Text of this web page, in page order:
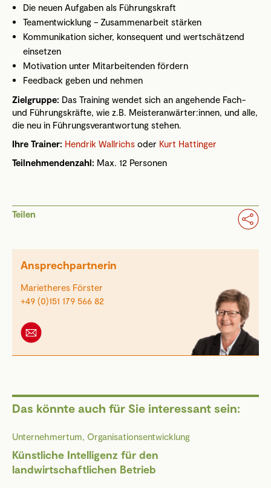
Die neuen Aufgaben als Führungskraft
Teamentwicklung – Zusammenarbeit stärken
Kommunikation sicher, konsequent und wertschätzend
einsetzen
Motivation unter Mitarbeitenden fördern
Feedback geben und nehmen
Zielgruppe: Das Training wendet sich an angehende Fach-
und Führungskräfte, wie z.B. Meisteranwärter:innen, und alle,
die neu in Führungsverantwortung stehen.
Ihre Trainer: Hendrik Wallrichs oder Kurt Hattinger
Teilnehmendenzahl: Max. 12 Personen
Teilen
Ansprechpartnerin
Marietheres Förster
+49 (0)151 179 566 82
Das könnte auch für Sie interessant sein:
Unternehmertum, Organisationsentwicklung
Künstliche Intelligenz für den
landwirtschaftlichen Betrieb